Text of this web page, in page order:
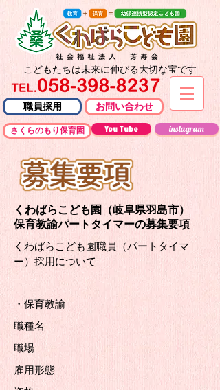
こどもたちは未来に伸びる大切な宝です
職員採用 お問い合わせ
さくらのもり保育園 You Tube instagram
くわばらこども園（岐阜県羽島市）
保育教諭パートタイマーの募集要項
くわばらこども園職員（パートタイマ
ー）採用について
・保育教諭
職種名
職場
雇用形態